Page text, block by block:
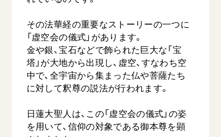
その法華経の重要なストーリーの一つに
「虚空会の儀式」があります。
金や銀、宝石などで飾られた巨大な「宝
塔」が大地から出現し、虚空、すなわち空
中で、全宇宙から集まった仏や菩薩たち
に対して釈尊の説法が行われます。
日蓮大聖人は、この「虚空会の儀式」の姿
を用いて、信仰の対象である御本尊を顕